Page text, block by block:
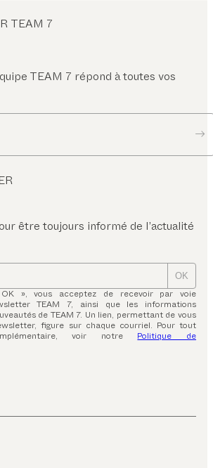
TEAM 7
TEAM 7 répond à toutes vos
être toujours informé de l’actualité
OK
», vous acceptez de recevoir par voie
TEAM 7, ainsi que les informations
de TEAM 7. Un lien, permettant de vous
figure sur chaque courriel. Pour tout
voir notre Politique de